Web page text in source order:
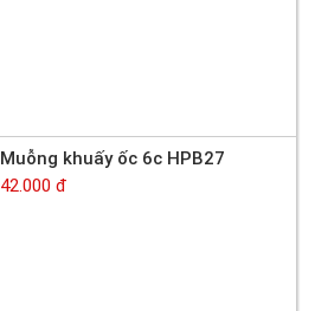
Muỗng khuấy ốc 6c HPB27
42.000 đ